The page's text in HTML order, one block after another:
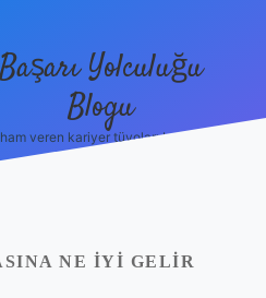
Başarı Yolculuğu
Blogu
veren kariyer tüyoları burada!
NE IYI GELIR